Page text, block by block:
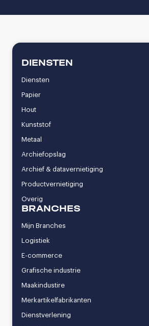
DIENSTEN
Diensten
Papier
Hout
Kunststof
Metaal
Archiefopslag
Archief & datavernietiging
Productvernietiging
Overig
BRANCHES
Mijn Branches
Logistiek
E-commerce
Grafische industrie
Maakindustire
Merkartikelfabrikanten
Dienstverlening